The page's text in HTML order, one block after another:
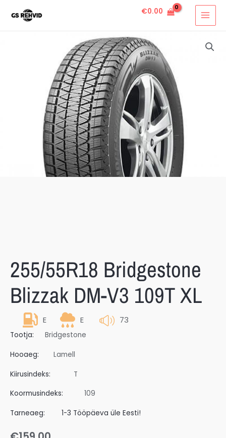
€0.00
255/55R18 Bridgestone
Blizzak DM-V3 109T XL
E E 73
Tootja: Bridgestone
Hooaeg: Lamell
Kiirusindeks: T
Koormusindeks: 109
Tarneaeg: 1-3 Tööpäeva üle Eesti!